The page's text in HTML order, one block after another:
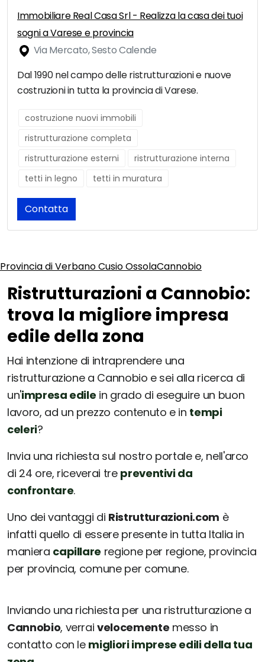
Immobiliare Real Casa Srl - Realizza la casa dei tuoi
sogni a Varese e provincia
Via Mercato, Sesto Calende
Dal 1990 nel campo delle ristrutturazioni e nuove
costruzioni in tutta la provincia di Varese.
costruzione nuovi immobili
ristrutturazione completa
ristrutturazione esterni
ristrutturazione interna
tetti in legno
tetti in muratura
Contatta
Provincia di Verbano Cusio OssolaCannobio
Ristrutturazioni a Cannobio:
trova la migliore impresa
edile della zona
Hai intenzione di intraprendere una
ristrutturazione a Cannobio e sei alla ricerca di
un'impresa edile in grado di eseguire un buon
lavoro, ad un prezzo contenuto e in tempi
celeri?
Invia una richiesta sul nostro portale e, nell'arco
di 24 ore, riceverai tre preventivi da
confrontare.
Uno dei vantaggi di Ristrutturazioni.com è
infatti quello di essere presente in tutta Italia in
maniera capillare regione per regione, provincia
per provincia, comune per comune.
Inviando una richiesta per una ristrutturazione a
Cannobio, verraivelocemente messo in
contatto con le migliori imprese edili della tua